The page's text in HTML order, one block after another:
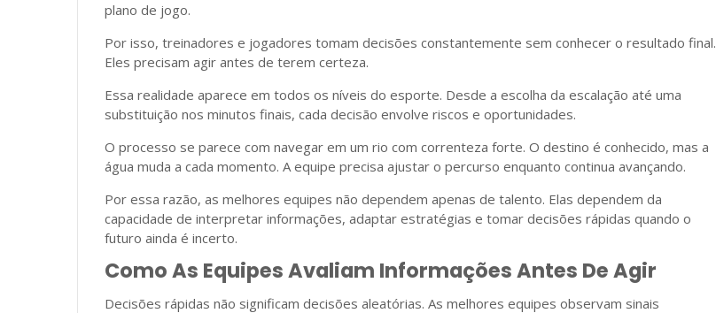
plano de jogo.
Por isso, treinadores e jogadores tomam decisões constantemente sem conhecer o resultado final.
Eles precisam agir antes de terem certeza.
Essa realidade aparece em todos os níveis do esporte. Desde a escolha da escalação até uma
substituição nos minutos finais, cada decisão envolve riscos e oportunidades.
O processo se parece com navegar em um rio com correnteza forte. O destino é conhecido, mas a
água muda a cada momento. A equipe precisa ajustar o percurso enquanto continua avançando.
Por essa razão, as melhores equipes não dependem apenas de talento. Elas dependem da
capacidade de interpretar informações, adaptar estratégias e tomar decisões rápidas quando o
futuro ainda é incerto.
Como As Equipes Avaliam Informações Antes De Agir
Decisões rápidas não significam decisões aleatórias. As melhores equipes observam sinais